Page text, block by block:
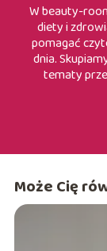
W beauty-
diety i
pomagać
dnia.
tematy
Może Cię